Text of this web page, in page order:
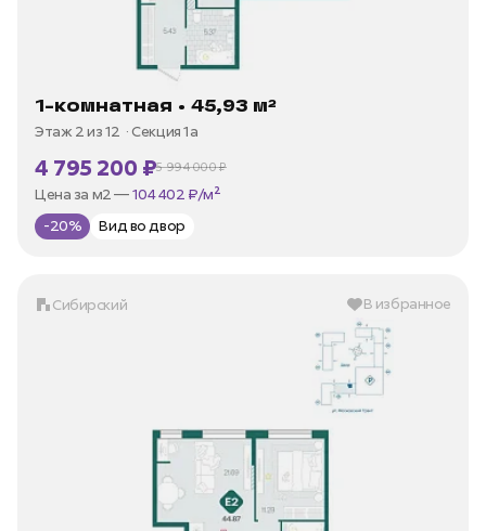
1-комнатная • 45,93 м²
Этаж 2 из 12 Секция 1а
4 795 200 ₽5 994 000 ₽
В ипотеку —от 23 000 ₽/мес
Цена за м2 —
-20% Вид во двор
Сибирский В избранное